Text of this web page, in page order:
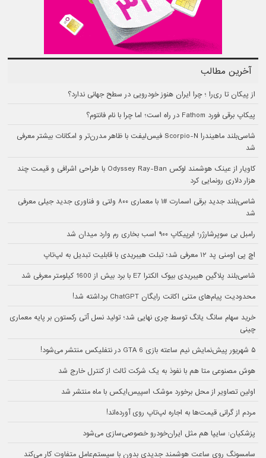
آخرین مطالب
از پیکان تا ری‌را ؛ چرا ایران هنوز خودرویی در سطح جهانی ندارد؟
پیکاپ برقی فورد Fathom در راه است؛ اما چرا با نام فانتوم؟
شاسی‌بلند ماهیندرا Scorpio-N فیس‌لیفت با ظاهر مدرن‌تر و امکانات بیشتر معرفی
شد
کاویار از عینک هوشمند لوکس Odyssey Ray-Ban با طراحی اشرافی و قیمت چند
هزار دلاری رونمایی کرد
شاسی‌بلند جدید برقی اسمارت #۱ با معماری ۸۰۰ ولتی و فناوری جدید جیلی معرفی
شد
رامبل بی سوپرشارژر؛ ابرپیکاپ ۹۰۰ اسب بخاری رم وارد میدان شد
اچ پی اومنی پد ۱۲ معرفی شد؛ تبلت هیبریدی با قابلیت تبدیل به لپ‌تاپ
شاسی‌بلند پلاگین هیبریدی بیوک الکترا E7 با برد بیش از 1600 کیلومتر معرفی شد
محدودیت پیام‌های متنی اکانت رایگان ChatGPT برداشته شد!
خرید سهام سانگ‌ یانگ توسط چری نهایی شد؛ تولید نسل آتی رکستون بر پایه معماری
چینی
۵ شهریور پیش‌نمایش نیم ساعته بازی GTA 6 در نتفلیکس منتشر می‌شود!
هوش مصنوعی متا هم با نفوذ به یک شرکت ثالث از کنترل خارج شد
اولین تصاویر از محل برخورد موشک اسپیس‌ایکس با ماه منتشر شد
مردم از گرانی قیمت‌ها به اجاره لپ‌تاپ روی آورده‌اند!
پزشکیان: سایپا هم مثل ایران‌خودرو خصوصی‌سازی می‌شود
سامسونگ روی ساعت هوشمند جدیدی بدون با سیستم‌عامل متفاوت کار می‌کند